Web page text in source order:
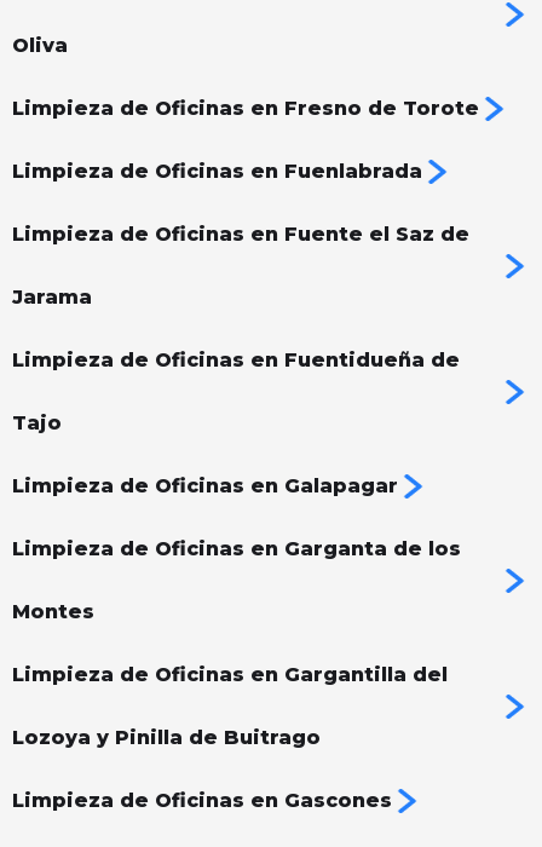
Oliva
Limpieza de Oficinas en Fresno de Torote
Limpieza de Oficinas en Fuenlabrada
Limpieza de Oficinas en Fuente el Saz de
Jarama
Limpieza de Oficinas en Fuentidueña de
Tajo
Limpieza de Oficinas en Galapagar
Limpieza de Oficinas en Garganta de los
Montes
Limpieza de Oficinas en Gargantilla del
Lozoya y Pinilla de Buitrago
Limpieza de Oficinas en Gascones